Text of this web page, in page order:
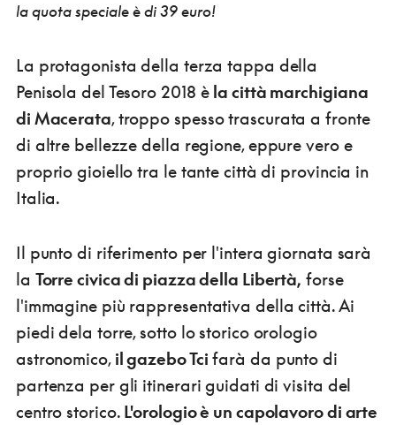
la quota speciale è di 39 euro!
La protagonista della terza tappa della
Penisola del Tesoro 2018 è la città marchigiana
di Macerata, troppo spesso trascurata a fronte
di altre bellezze della regione, eppure vero e
proprio gioiello tra le tante città di provincia in
Italia.
Il punto di riferimento per l'intera giornata sarà
la Torre civica di piazza della Libertà, forse
l'immagine più rappresentativa della città. Ai
piedi dela torre, sotto lo storico orologio
astronomico,il gazebo Tci farà da punto di
partenza per gli itinerari guidati di visita del
centro storico. L'orologio è un capolavoro di arte